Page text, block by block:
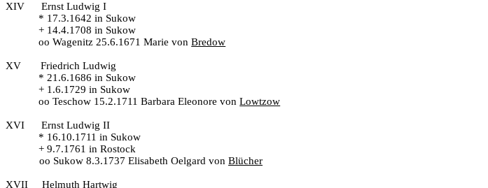
XIV
Ernst Ludwig I
* 17.3.1642 in Sukow
+ 14.4.1708 in Sukow
oo Wagenitz 25.6.1671 Marie vonBredow
XV
Friedrich Ludwig
* 21.6.1686 in Sukow
+ 1.6.1729 in Sukow
oo Teschow 15.2.1711 Barbara Eleonore vonLowtzow
XVI
Ernst Ludwig II
* 16.10.1711 in Sukow
+ 9.7.1761 in Rostock
oo Sukow 8.3.1737 Elisabeth Oelgard von Blücher
XVII
Helmuth Hartwig